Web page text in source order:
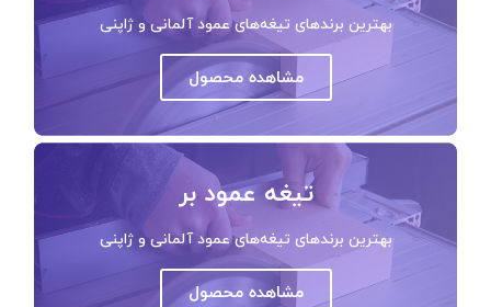
بهترین برندهای تیغه‌های عمود آلمانی و ژاپنی
مشاهده محصول
تیغه عمود بر
بهترین برندهای تیغه‌های عمود آلمانی و ژاپنی
مشاهده محصول